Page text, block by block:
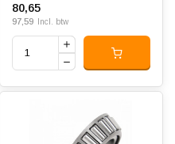
80,65
97,59 Incl. btw